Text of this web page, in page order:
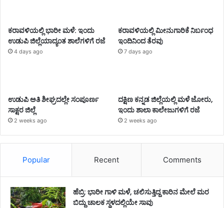
ಕರಾವಳಿಯಲ್ಲಿ ಭಾರೀ ಮಳೆ: ಇಂದು
ಉಡುಪಿ ಜಿಲ್ಲೆಯಾದ್ಯಂತ ಶಾಲೆಗಳಿಗೆ ರಜೆ
4 days ago
ಕರಾವಳಿಯಲ್ಲಿ ಮೀನುಗಾರಿಕೆ ನಿರ್ಬಂಧ
ಇಂದಿನಿಂದ ತೆರವು
7 days ago
ಉಡುಪಿ ಅತಿ ಶೀಘ್ರದಲ್ಲೇ ಸಂಪೂರ್ಣ
ಸಾಕ್ಷರ ಜಿಲ್ಲೆ
2 weeks ago
ದಕ್ಷಿಣ ಕನ್ನಡ ಜಿಲ್ಲೆಯಲ್ಲಿ ಮಳೆ ಜೋರು,
ಇಂದು ಶಾಲಾ ಕಾಲೇಜುಗಳಿಗೆ ರಜೆ
2 weeks ago
Popular Recent Comments
ಹೆಬ್ರಿ: ಭಾರೀ ಗಾಳಿ ಮಳೆ, ಚಲಿಸುತ್ತಿದ್ದ ಕಾರಿನ ಮೇಲೆ ಮರ
ಬಿದ್ದು ಚಾಲಕ ಸ್ಥಳದಲ್ಲಿಯೇ ಸಾವು